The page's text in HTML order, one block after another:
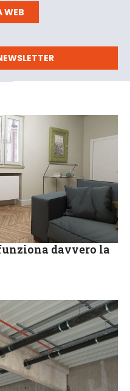
WEB
davvero la